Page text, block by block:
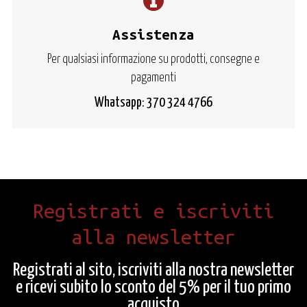
Assistenza
Per qualsiasi informazione su prodotti, consegne e
pagamenti
Whatsapp: 370 324 4766
Registrati e iscriviti
alla newsletter
Registrati al sito, iscriviti alla nostra newsletter
e ricevi subito lo sconto del 5% per il tuo primo